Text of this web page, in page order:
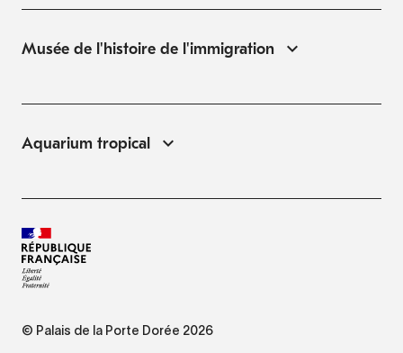
Musée de l'histoire de l'immigration
Aquarium tropical
© Palais de la Porte Dorée 2026